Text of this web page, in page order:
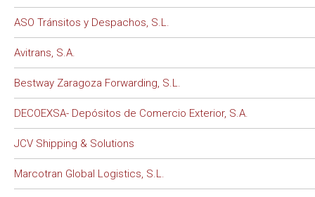
ASO Tránsitos y Despachos, S.L.
Avitrans, S.A.
Bestway Zaragoza Forwarding, S.L.
DECOEXSA- Depósitos de Comercio Exterior, S.A.
JCV Shipping & Solutions
Marcotran Global Logistics, S.L.